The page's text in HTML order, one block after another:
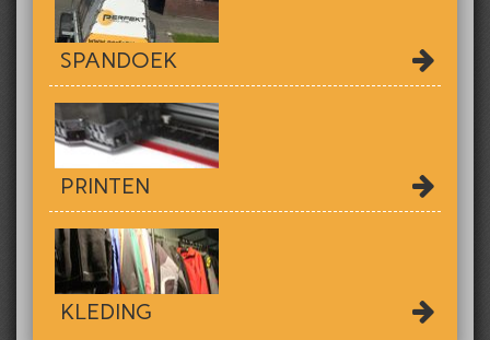
SPANDOEK
PRINTEN
KLEDING